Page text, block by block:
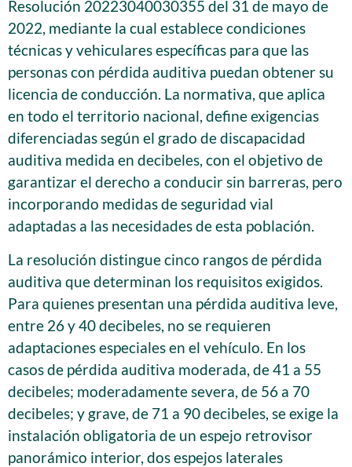
Resolución 20223040030355 del 31 de mayo de
2022, mediante la cual establece condiciones
técnicas y vehiculares específicas para que las
personas con pérdida auditiva puedan obtener su
licencia de conducción. La normativa, que aplica
en todo el territorio nacional, define exigencias
diferenciadas según el grado de discapacidad
auditiva medida en decibeles, con el objetivo de
garantizar el derecho a conducir sin barreras, pero
incorporando medidas de seguridad vial
adaptadas a las necesidades de esta población.
La resolución distingue cinco rangos de pérdida
auditiva que determinan los requisitos exigidos.
Para quienes presentan una pérdida auditiva leve,
entre 26 y 40 decibeles, no se requieren
adaptaciones especiales en el vehículo. En los
casos de pérdida auditiva moderada, de 41 a 55
decibeles; moderadamente severa, de 56 a 70
decibeles; y grave, de 71 a 90 decibeles, se exige la
instalación obligatoria de un espejo retrovisor
panorámico interior, dos espejos laterales